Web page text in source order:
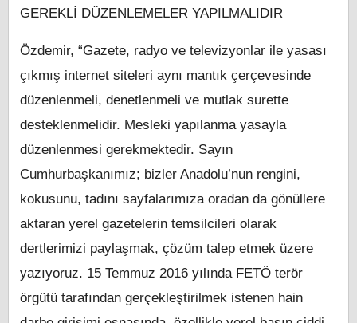
GEREKLİ DÜZENLEMELER YAPILMALIDIR
Özdemir, “Gazete, radyo ve televizyonlar ile yasası
çıkmış internet siteleri aynı mantık çerçevesinde
düzenlenmeli, denetlenmeli ve mutlak surette
desteklenmelidir. Mesleki yapılanma yasayla
düzenlenmesi gerekmektedir. Sayın
Cumhurbaşkanımız; bizler Anadolu’nun rengini,
kokusunu, tadını sayfalarımıza oradan da gönüllere
aktaran yerel gazetelerin temsilcileri olarak
dertlerimizi paylaşmak, çözüm talep etmek üzere
yazıyoruz. 15 Temmuz 2016 yılında FETÖ terör
örgütü tarafından gerçekleştirilmek istenen hain